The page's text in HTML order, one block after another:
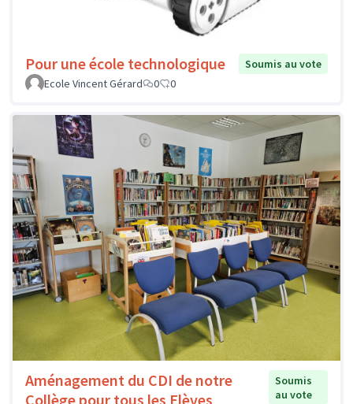
Pour une école technologique
Soumis au vote
Ecole Vincent Gérard
0 0
Aménagement du CDI de notre
Collège pour tous les Elèves
Soumis
au vote